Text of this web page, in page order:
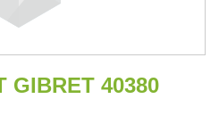
GIBRET 40380